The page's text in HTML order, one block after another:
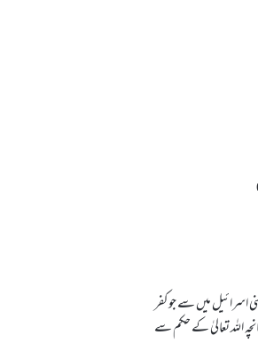
اسرائیل میں سے جو کفر
اللہ تعالیٰ کے حکم سے